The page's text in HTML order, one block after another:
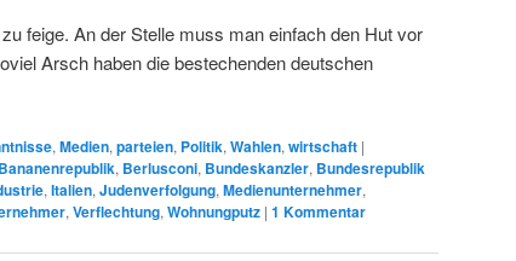
feige. An der Stelle muss man einfach den Hut vor
Arsch haben die bestechenden deutschen
, Medien, parteien, Politik, Wahlen, wirtschaft |
Bananenrepublik, Berlusconi, Bundeskanzler, Bundesrepublik
, Italien, Judenverfolgung, Medienunternehmer,
, Verflechtung, Wohnungputz | 1 Kommentar